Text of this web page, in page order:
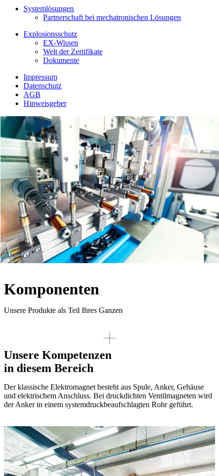
Systemlösungen
Partnerschaft bei mechatronischen Lösungen
Explosionsschutz
EX-Wissen
Welt der Zertifikate
Dokumente
Impressum
Datenschutz
AGB
Hinweisgeber
Komponenten
Unsere Produkte als Teil Ihres Ganzen
Unsere Kompetenzen
in diesem Bereich
Der klassische Elektromagnet besteht aus Spule, Anker, Gehäuse
und elektrischem Anschluss. Bei druckdichten Ventilmagneten wird
der Anker in einem systemdruckbeaufschlagten Rohr geführt.